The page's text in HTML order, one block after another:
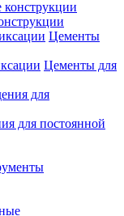
Цементы
Цементы для
для постоянной